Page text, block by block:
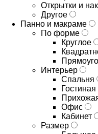
Открытки и
Другое
Панно и макраме
По форме
Круглое
Интерьер
Спальня
Гостиная
Офис
Кабинет
Размер